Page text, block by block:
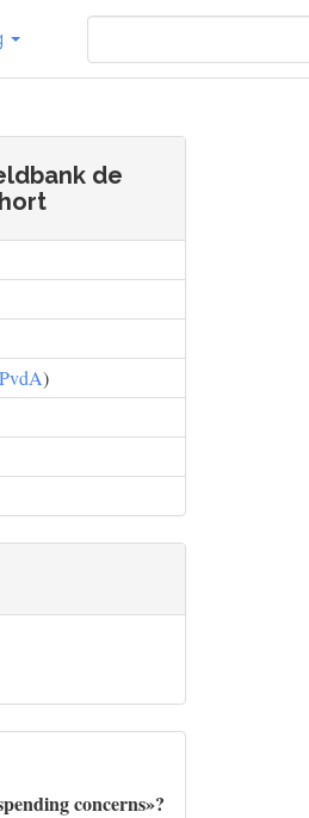
de
PvdA)
concerns»?